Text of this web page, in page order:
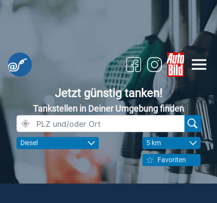
Jetzt günstig tanken!
Tankstellen in Deiner Umgebung finden
Diesel 5 km
Favoriten